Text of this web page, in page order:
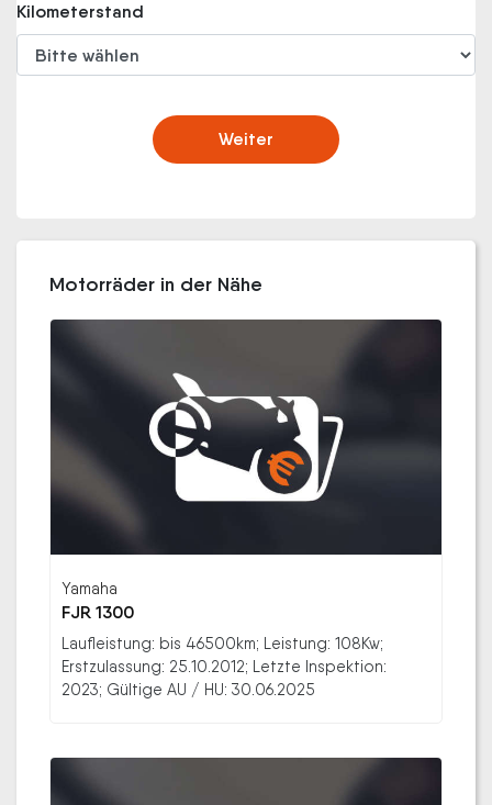
Kilometerstand
Weiter
Motorräder in der Nähe
Yamaha
FJR 1300
Laufleistung: bis 46500km; Leistung: 108Kw;
Erstzulassung: 25.10.2012; Letzte Inspektion:
2023; Gültige AU / HU: 30.06.2025